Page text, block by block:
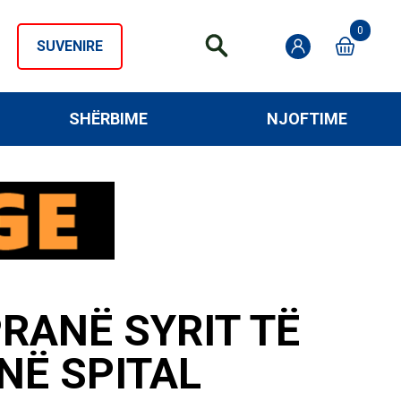
SUVENIRE
0
SHËRBIME NJOFTIME
SYRIT TË
SPITAL